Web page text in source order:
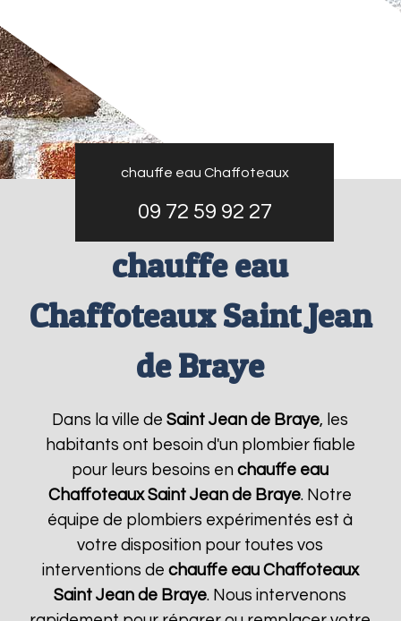
chauffe eau Chaffoteaux
09 72 59 92 27
chauffe eau
Chaffoteaux Saint Jean
de Braye
Dans la ville deSaint Jean de Braye, les
habitants ont besoin d'un plombier fiable
pour leurs besoins enchauffe eau
Chaffoteaux Saint Jean de Braye. Notre
équipe de plombiers expérimentés est à
votre disposition pour toutes vos
interventions de chauffe eau Chaffoteaux
Saint Jean de Braye. Nous intervenons